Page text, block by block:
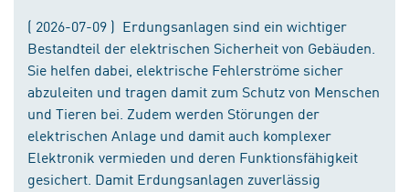
( 2026-07-09 ) Erdungsanlagen sind ein wichtiger
Bestandteil der elektrischen Sicherheit von Gebäuden.
Sie helfen dabei, elektrische Fehlerströme sicher
abzuleiten und tragen damit zum Schutz von Menschen
und Tieren bei. Zudem werden Störungen der
elektrischen Anlage und damit auch komplexer
Elektronik vermieden und deren Funktionsfähigkeit
gesichert. Damit Erdungsanlagen zuverlässig